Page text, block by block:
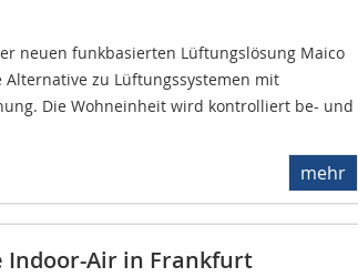
neuen funkbasierten Lüftungslösung Maico
Alternative zu Lüftungssystemen mit
Die Wohneinheit wird kontrolliert be- und
mehr
Indoor-Air in Frankfurt